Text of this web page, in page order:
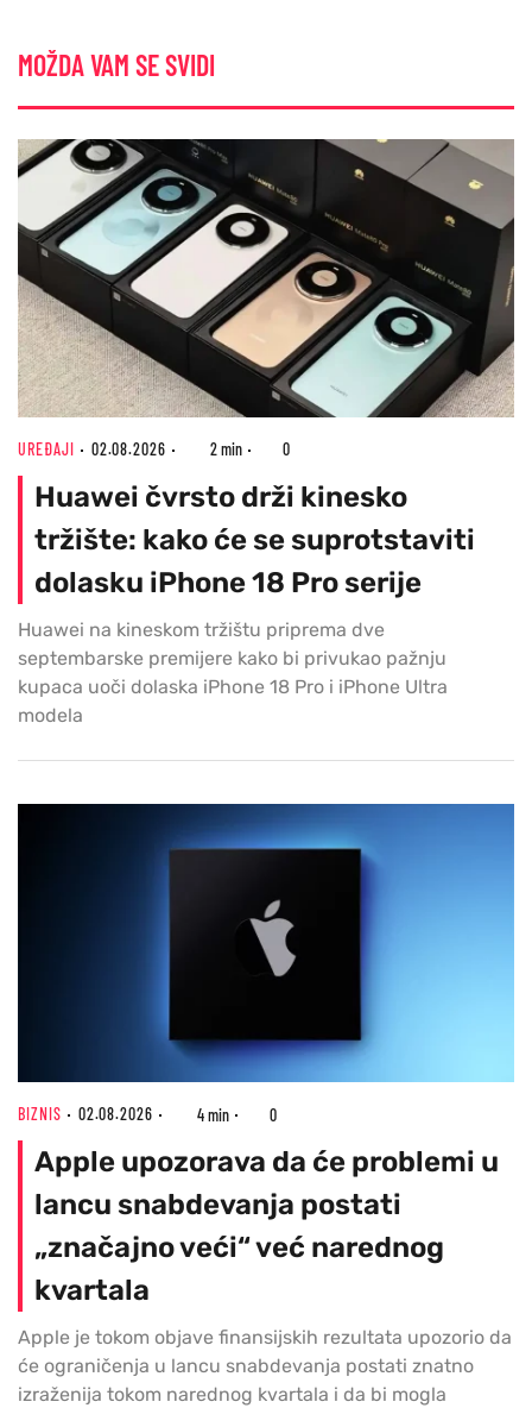
MOŽDA VAM SE SVIDI
UREĐAJI 02.08.2026 2 min 0
Huawei čvrsto drži kinesko
tržište: kako će se suprotstaviti
dolasku iPhone 18 Pro serije
Huawei na kineskom tržištu priprema dve
septembarske premijere kako bi privukao pažnju
kupaca uoči dolaska iPhone 18 Pro i iPhone Ultra
modela
BIZNIS 02.08.2026 4 min 0
Apple upozorava da će problemi u
lancu snabdevanja postati
„značajno veći“ već narednog
kvartala
Apple je tokom objave finansijskih rezultata upozorio da
će ograničenja u lancu snabdevanja postati znatno
izraženija tokom narednog kvartala i da bi mogla